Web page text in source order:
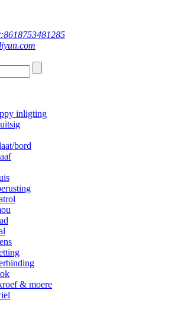
inligting
bord
& moere